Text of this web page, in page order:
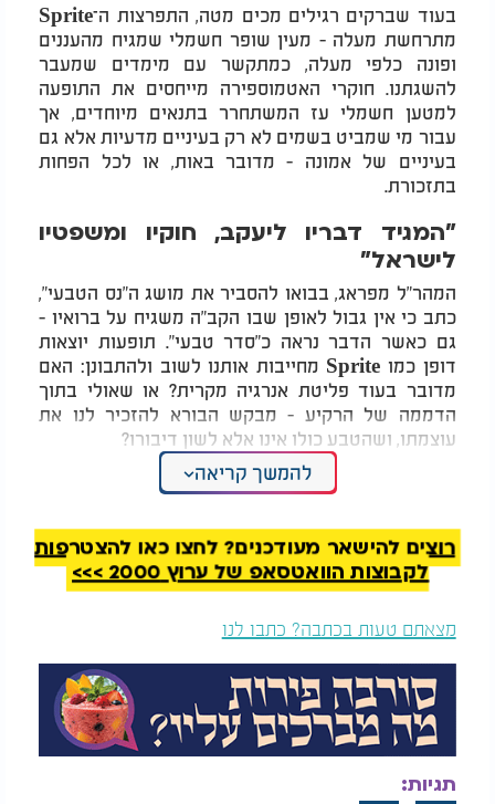
בעוד שברקים רגילים מכים מטה, התפרצות ה־Sprite
מתרחשת מעלה - מעין שופר חשמלי שמגיח מהעננים
ופונה כלפי מעלה, כמתקשר עם מימדים שמעבר
להשגתנו. חוקרי האטמוספירה מייחסים את התופעה
למטען חשמלי עז המשתחרר בתנאים מיוחדים, אך
עבור מי שמביט בשמים לא רק בעיניים מדעיות אלא גם
בעיניים של אמונה - מדובר באות, או לכל הפחות
בתזכורת.
"המגיד דבריו ליעקב, חוקיו ומשפטיו
לישראל"
המהר"ל מפראג, בבואו להסביר את מושג ה"נס הטבעי",
כתב כי אין גבול לאופן שבו הקב"ה משגיח על ברואיו -
גם כאשר הדבר נראה כ"סדר טבעי". תופעות יוצאות
דופן כמו Sprite מחייבות אותנו לשוב ולהתבונן: האם
מדובר בעוד פליטת אנרגיה מקרית? או שאולי בתוך
הדממה של הרקיע - מבקש הבורא להזכיר לנו את
עוצמתו, ושהטבע כולו אינו אלא לשון דיבורו?
חז"ל כבר אמרו: "רעמים נבראו לפשט עקמומיות שבלב"
בהלכות יסודי התורה כי ראוי לאדם להתבונן במעשי
הבריאה - ומתוך כך להגיע לאהבה ויראה. ומה יאמר
אדם שזוכה לראות כוחות חשמליים שמנתרים מעלה,
בכתבי האר"י הקדוש ובליקוטי מוהר"ן, חוזר הרעיון
שברקים ואורות שבשמיים הם ביטויים של שפע רוחני
היורד לעולם. הברק - כפי שמבואר בזוהר - הוא "אות
חותם", סימן של הארה פנימית שצריכה לחדור גם אל
להמשך קריאה
רוצים להישאר מעודכנים? לחצו כאן להצטרפות
לקבוצות הוואטסאפ של ערוץ 2000 >>>
מצאתם טעות בכתבה? כתבו לנו
תגיות: